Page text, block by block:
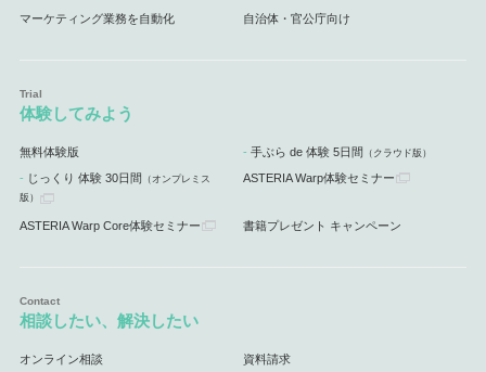
マーケティング業務を自動化 自治体・官公庁向け
体験してみよう
無料体験版 手ぶら de 体験 5日間 （クラウド版）
じっくり 体験 30日間 （オンプレミス
版）
ASTERIA Warp体験セミナー
ASTERIA Warp Core体験セミナー 書籍プレゼント キャンペーン
相談したい、解決したい
オンライン相談 資料請求